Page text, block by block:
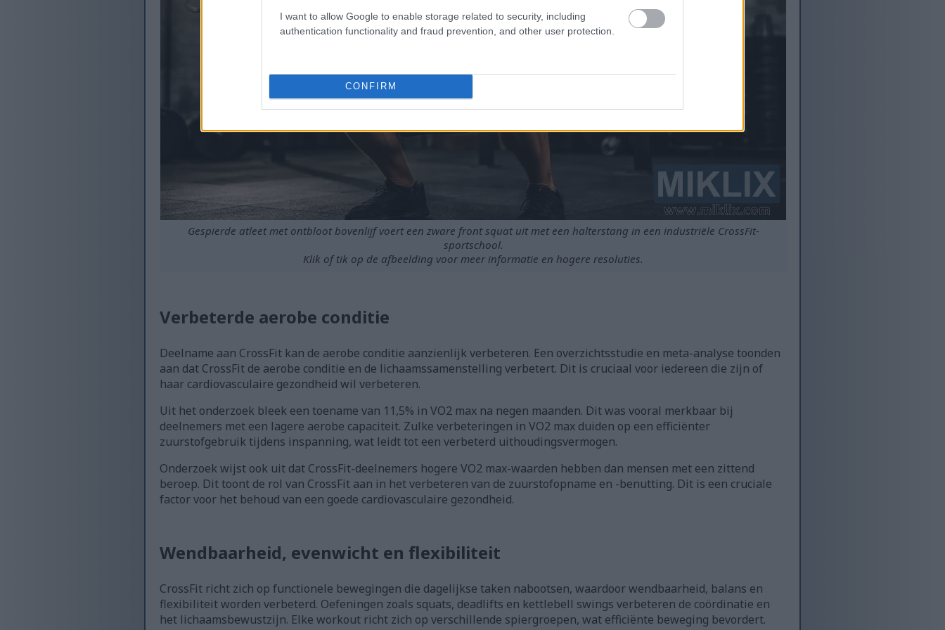
I want to allow Google to enable storage related to security, including
authentication functionality and fraud prevention, and other user protection.
CONFIRM
Gespierde atleet met ontbloot bovenlijf voert een zware front squat uit met een halterstang in een industriële CrossFit-
sportschool.
Klik of tik op de afbeelding voor meer informatie en hogere resoluties.
Verbeterde aerobe conditie
Deelname aan CrossFit kan de aerobe conditie aanzienlijk verbeteren. Een overzichtsstudie en meta-analyse toonden
aan dat CrossFit de aerobe conditie en de lichaamssamenstelling verbetert. Dit is cruciaal voor iedereen die zijn of
haar cardiovasculaire gezondheid wil verbeteren.
Uit het onderzoek bleek een toename van 11,5% in VO2 max na negen maanden. Dit was vooral merkbaar bij
deelnemers met een lagere aerobe capaciteit. Zulke verbeteringen in VO2 max duiden op een efficiënter
zuurstofgebruik tijdens inspanning, wat leidt tot een verbeterd uithoudingsvermogen.
Onderzoek wijst ook uit dat CrossFit-deelnemers hogere VO2 max-waarden hebben dan mensen met een zittend
beroep. Dit toont de rol van CrossFit aan in het verbeteren van de zuurstofopname en -benutting. Dit is een cruciale
factor voor het behoud van een goede cardiovasculaire gezondheid.
Wendbaarheid, evenwicht en flexibiliteit
CrossFit richt zich op functionele bewegingen die dagelijkse taken nabootsen, waardoor wendbaarheid, balans en
flexibiliteit worden verbeterd. Oefeningen zoals squats, deadlifts en kettlebell swings verbeteren de coördinatie en
het lichaamsbewustzijn. Elke workout richt zich op verschillende spiergroepen, wat efficiënte beweging bevordert.